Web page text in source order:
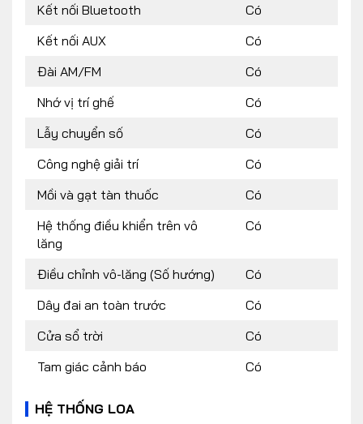
Kết nối Bluetooth
Có
Kết nối AUX
Có
Đài AM/FM
Có
Nhớ vị trí ghế
Có
Lẫy chuyển số
Có
Công nghệ giải trí
Có
Mồi và gạt tàn thuốc
Có
Hệ thống điều khiển trên vô
lăng
Có
Điều chỉnh vô-lăng (Số hướng)
Có
Dây đai an toàn trước
Có
Cửa sổ trời
Có
Tam giác cảnh báo
Có
HỆ THỐNG LOA